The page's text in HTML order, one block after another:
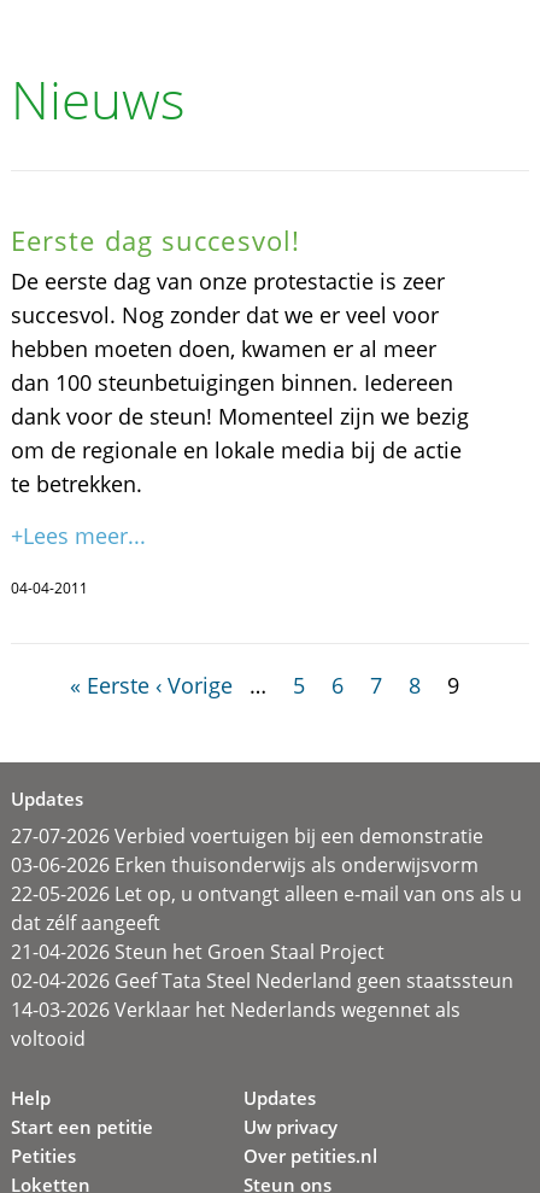
Nieuws
Eerste dag succesvol!
De eerste dag van onze protestactie is zeer
succesvol. Nog zonder dat we er veel voor
hebben moeten doen, kwamen er al meer
dan 100 steunbetuigingen binnen. Iedereen
dank voor de steun! Momenteel zijn we bezig
om de regionale en lokale media bij de actie
te betrekken.
+Lees meer...
04-04-2011
« Eerste ‹ Vorige … 5 6 7 8 9
Updates
27-07-2026 Verbied voertuigen bij een demonstratie
03-06-2026 Erken thuisonderwijs als onderwijsvorm
22-05-2026 Let op, u ontvangt alleen e-mail van ons als u
dat zélf aangeeft
21-04-2026 Steun het Groen Staal Project
02-04-2026 Geef Tata Steel Nederland geen staatssteun
14-03-2026 Verklaar het Nederlands wegennet als
voltooid
Help
Start een petitie
Petities
Loketten
Updates
Uw privacy
Over petities.nl
Steun ons